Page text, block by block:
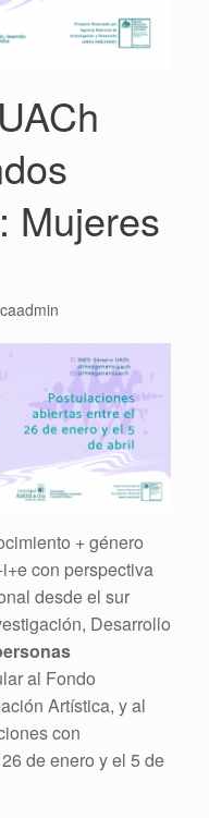
Mujeres
+ género
con perspectiva
desde el sur
Desarrollo
al Fondo
Artística, y al
con
de enero y el 5 de